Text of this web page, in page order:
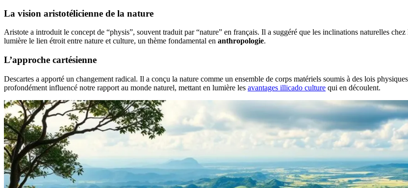
La vision aristotélicienne de la nature
Aristote a introduit le concept de “physis”, souvent traduit par “nature” en français. Il a suggéré que les inclinations naturelles
lumière le lien étroit entre nature et culture, un thème fondamental en anthropologie.
L’approche cartésienne
Descartes a apporté un changement radical. Il a conçu la nature comme un ensemble de corps matériels soumis à des lois
profondément influencé notre rapport au monde naturel, mettant en lumière les avantages illicado culture qui en découlent.